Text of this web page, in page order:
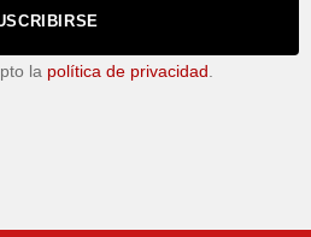
la política de privacidad